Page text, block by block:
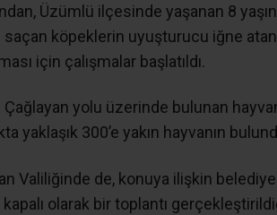
Üzümlü ilçesinde yaşanan 8
köpeklerin uyuşturucu iğne
için çalışmalar başlatıldı.
yolu üzerinde bulunan
yaklaşık 300’e yakın hayvanın
Valiliğinde de, konuya ilişkin
kapalı olarak bir toplantı